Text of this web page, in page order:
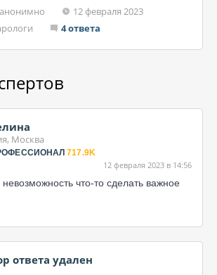
12 февраля 2023
4 ответа
Москва
717.9K
12 февраля 2023 в 14:56
что-то сделать важное
ответа удален